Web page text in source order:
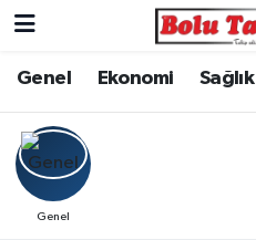
Genel Ekonomi Sağlık
Genel